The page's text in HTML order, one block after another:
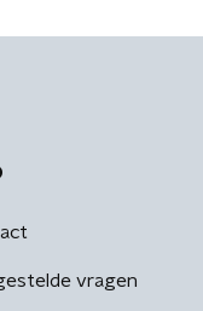
vragen